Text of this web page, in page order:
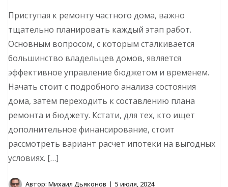
Приступая к ремонту частного дома, важно
тщательно планировать каждый этап работ.
Основным вопросом, с которым сталкивается
большинство владельцев домов, является
эффективное управление бюджетом и временем.
Начать стоит с подробного анализа состояния
дома, затем переходить к составлению плана
ремонта и бюджету. Кстати, для тех, кто ищет
дополнительное финансирование, стоит
рассмотреть вариант расчет ипотеки на выгодных
условиях. […]
Автор: Михаил Дьяконов 5 июля, 2024